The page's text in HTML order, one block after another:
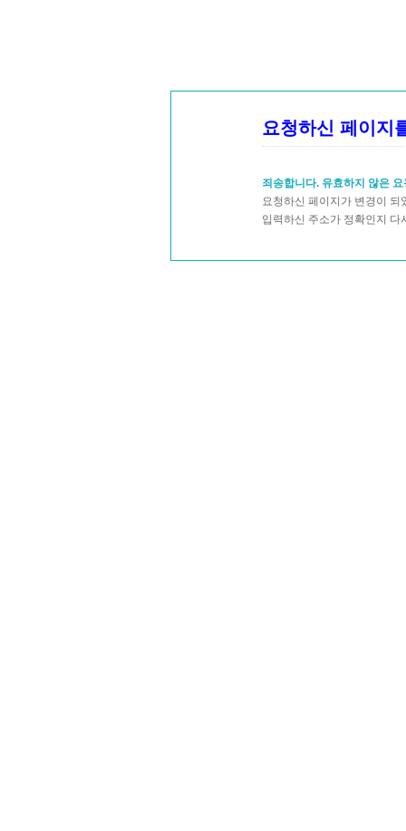
요청하신 페이지
죄송합니다. 유효하지 않은
요청하신 페이지가 변경이
입력하신 주소가 정확인지 다